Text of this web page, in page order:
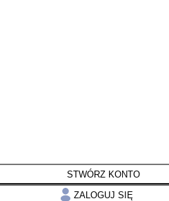
STWÓRZ KONTO
ZALOGUJ SIĘ